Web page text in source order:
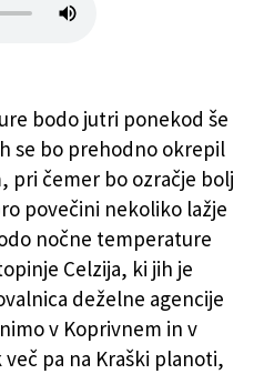
pobelil sneg
bodo jutri ponekod še
se bo prehodno okrepil
pri čemer bo ozračje bolj
povečini nekoliko lažje
nočne temperature
Celzija, ki jih je
deželne agencije
v Koprivnem in v
pa na Kraški planoti,